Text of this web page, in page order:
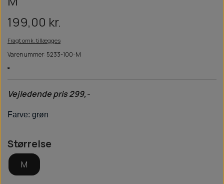
199,00 kr.
Fragt omk. tillægges
Varenummer: 5233-100-M
Vejledende pris 299,-
Farve: grøn
Størrelse
M